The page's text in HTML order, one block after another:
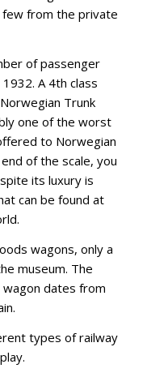
few from the private
of passenger
A 4th class
Trunk
one of the worst
to Norwegian
of the scale, you
its luxury is
can be found at
wagons, only a
museum. The
dates from
types of railway